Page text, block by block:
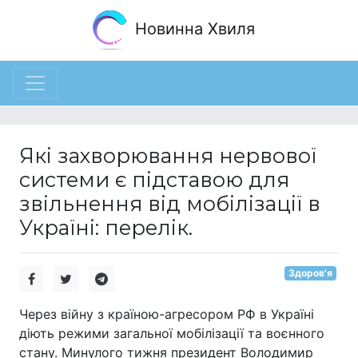
Новинна Хвиля
Які захворювання нервової
системи є підставою для
звільнення від мобілізації в
Україні: перелік.
Здоров'я
Через війну з країною-агресором РФ в Україні
діють режими загальної мобілізації та воєнного
стану. Минулого тижня президент Володимир